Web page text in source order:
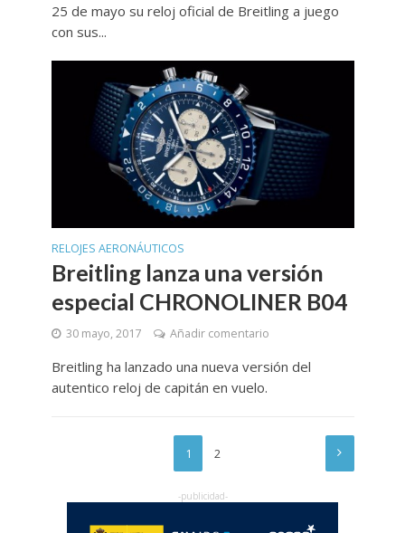
25 de mayo su reloj oficial de Breitling a juego
con sus...
RELOJES AERONÁUTICOS
Breitling lanza una versión
especial CHRONOLINER B04
30 mayo, 2017 Añadir comentario
Breitling ha lanzado una nueva versión del
autentico reloj de capitán en vuelo.
1 2